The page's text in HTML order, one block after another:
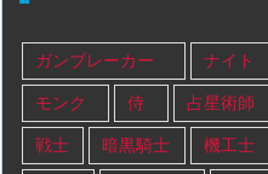
ガンブレーカー ナイト
モンク 侍 占星術師
戦士 暗黒騎士 機工士